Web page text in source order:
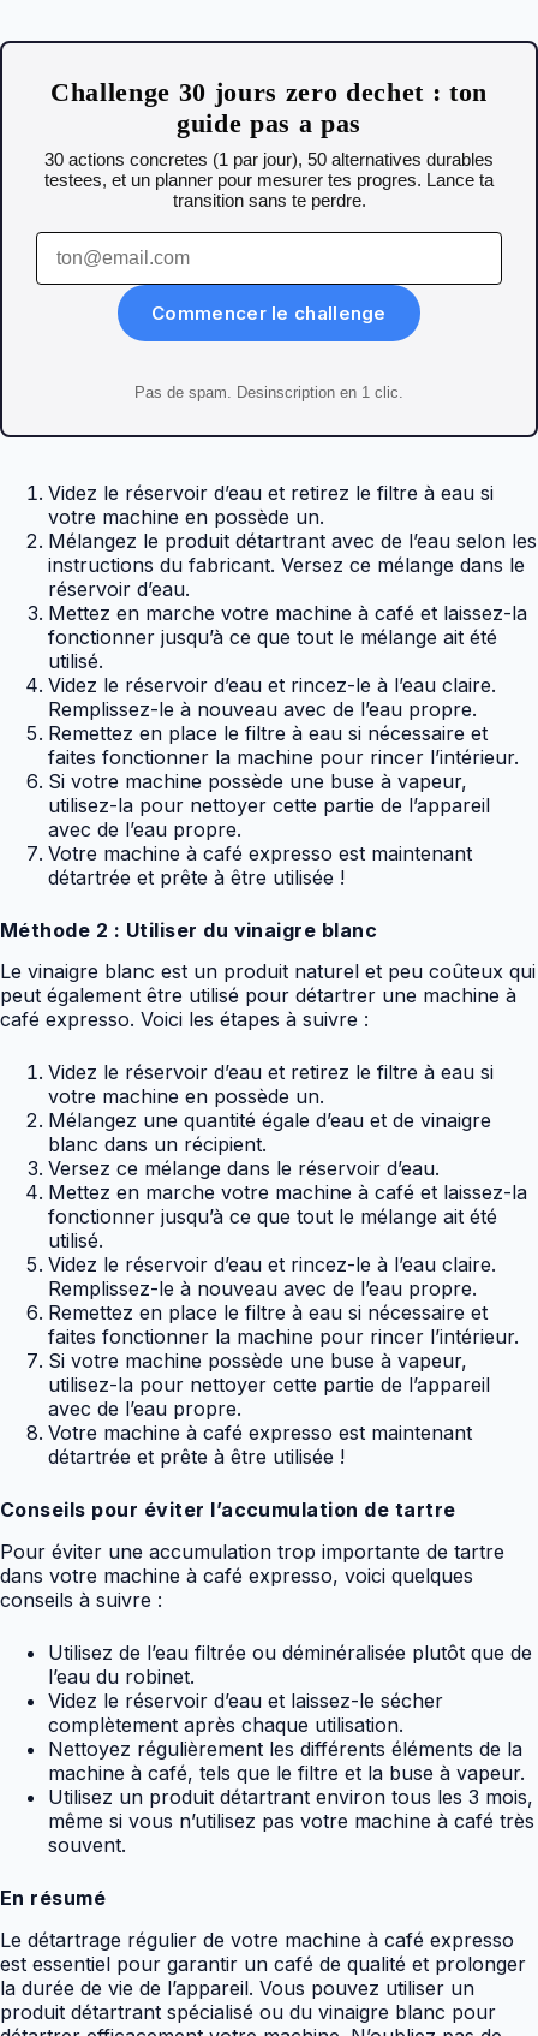
Challenge 30 jours zero dechet : ton
guide pas a pas
30 actions concretes (1 par jour), 50 alternatives durables
testees, et un planner pour mesurer tes progres. Lance ta
transition sans te perdre.
Commencer le challenge
Pas de spam. Desinscription en 1 clic.
Videz le réservoir d’eau et retirez le filtre à eau si
votre machine en possède un.
Mélangez le produit détartrant avec de l’eau selon les
instructions du fabricant. Versez ce mélange dans le
réservoir d’eau.
Mettez en marche votre machine à café et laissez-la
fonctionner jusqu’à ce que tout le mélange ait été
utilisé.
Videz le réservoir d’eau et rincez-le à l’eau claire.
Remplissez-le à nouveau avec de l’eau propre.
Remettez en place le filtre à eau si nécessaire et
faites fonctionner la machine pour rincer l’intérieur.
Si votre machine possède une buse à vapeur,
utilisez-la pour nettoyer cette partie de l’appareil
avec de l’eau propre.
Votre machine à café expresso est maintenant
détartrée et prête à être utilisée !
Méthode 2 : Utiliser du vinaigre blanc
Le vinaigre blanc est un produit naturel et peu coûteux qui
peut également être utilisé pour détartrer une machine à
café expresso. Voici les étapes à suivre :
Videz le réservoir d’eau et retirez le filtre à eau si
votre machine en possède un.
Mélangez une quantité égale d’eau et de vinaigre
blanc dans un récipient.
Versez ce mélange dans le réservoir d’eau.
Mettez en marche votre machine à café et laissez-la
fonctionner jusqu’à ce que tout le mélange ait été
utilisé.
Videz le réservoir d’eau et rincez-le à l’eau claire.
Remplissez-le à nouveau avec de l’eau propre.
Remettez en place le filtre à eau si nécessaire et
faites fonctionner la machine pour rincer l’intérieur.
Si votre machine possède une buse à vapeur,
utilisez-la pour nettoyer cette partie de l’appareil
avec de l’eau propre.
Votre machine à café expresso est maintenant
détartrée et prête à être utilisée !
Conseils pour éviter l’accumulation de tartre
Pour éviter une accumulation trop importante de tartre
dans votre machine à café expresso, voici quelques
conseils à suivre :
Utilisez de l’eau filtrée ou déminéralisée plutôt que de
l’eau du robinet.
Videz le réservoir d’eau et laissez-le sécher
complètement après chaque utilisation.
Nettoyez régulièrement les différents éléments de la
machine à café, tels que le filtre et la buse à vapeur.
Utilisez un produit détartrant environ tous les 3 mois,
même si vous n’utilisez pas votre machine à café très
souvent.
En résumé
Le détartrage régulier de votre machine à café expresso
est essentiel pour garantir un café de qualité et prolonger
la durée de vie de l’appareil. Vous pouvez utiliser un
produit détartrant spécialisé ou du vinaigre blanc pour